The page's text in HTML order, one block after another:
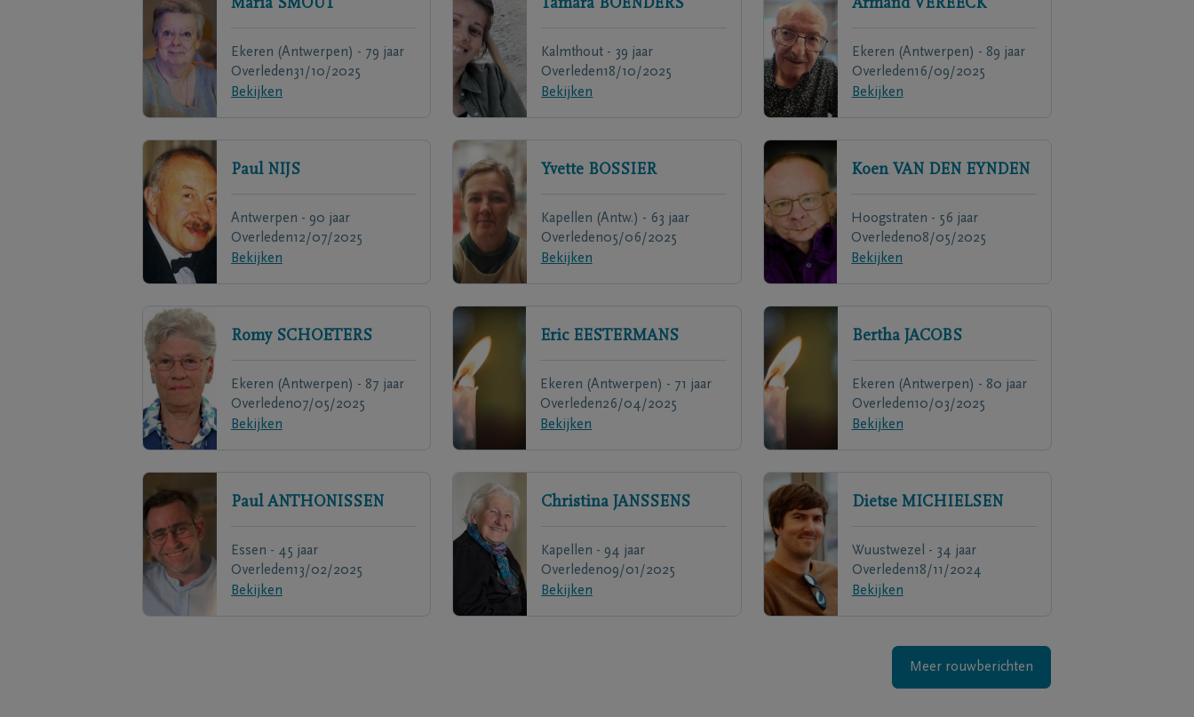
Maria SMOUT
Ekeren (Antwerpen) - 79 jaar
Overleden31/10/2025
Bekijken
Tamara BOENDERS
Kalmthout - 39 jaar
Overleden18/10/2025
Bekijken
Armand VEREECK
Ekeren (Antwerpen) - 89 jaar
Overleden16/09/2025
Bekijken
Paul NIJS
Antwerpen - 90 jaar
Overleden12/07/2025
Bekijken
Yvette BOSSIER
Kapellen (Antw.) - 63 jaar
Overleden05/06/2025
Bekijken
Koen VAN DEN EYNDEN
Hoogstraten - 56 jaar
Overleden08/05/2025
Bekijken
Romy SCHOETERS
Ekeren (Antwerpen) - 87 jaar
Overleden07/05/2025
Bekijken
Eric EESTERMANS
Ekeren (Antwerpen) - 71 jaar
Overleden26/04/2025
Bekijken
Bertha JACOBS
Ekeren (Antwerpen) - 80 jaar
Overleden10/03/2025
Bekijken
Paul ANTHONISSEN
Essen - 45 jaar
Overleden13/02/2025
Bekijken
Christina JANSSENS
Kapellen - 94 jaar
Overleden09/01/2025
Bekijken
Dietse MICHIELSEN
Wuustwezel - 34 jaar
Overleden18/11/2024
Bekijken
Meer rouwberichten